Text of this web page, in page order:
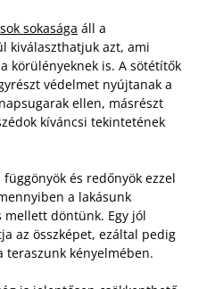
sokasága áll a
kiválaszthatjuk azt, ami
körülényeknek is. A sötétítők
védelmet nyújtanak a
ellen, másrészt
kíváncsi tekintetének
és redőnyök ezzel
a lakásunk
mellett döntünk. Egy jól
az összképet, ezáltal pedig
kényelmében.